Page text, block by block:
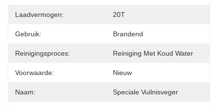
Laadvermogen: 20T
Gebruik: Brandend
Reinigingsproces: Reiniging Met Koud Water
Voorwaarde: Nieuw
Naam: Speciale Vuilnisveger